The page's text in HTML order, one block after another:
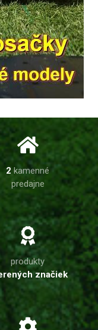
2 kamenné
predajne
produkty
značiek